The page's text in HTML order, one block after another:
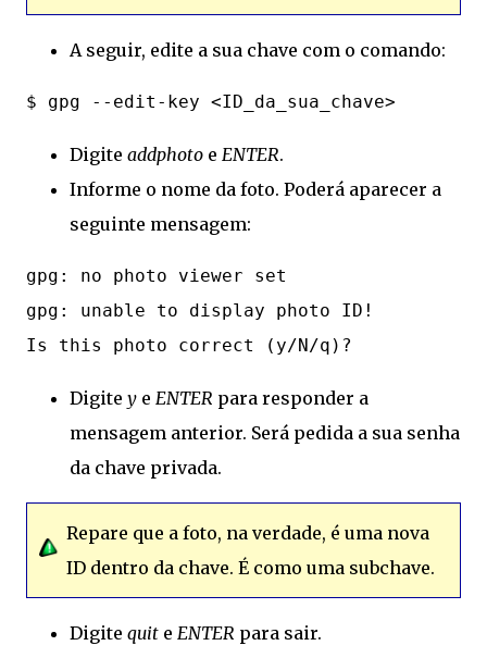
A seguir, edite a sua chave com o comando:
Digite addphoto e ENTER.
Informe o nome da foto. Poderá aparecer a
seguinte mensagem:
gpg: no photo viewer set
gpg: unable to display photo ID!
Digite y e ENTER para responder a
mensagem anterior. Será pedida a sua senha
da chave privada.
Repare que a foto, na verdade, é uma nova
ID dentro da chave. É como uma subchave.
Digite quit e ENTER para sair.